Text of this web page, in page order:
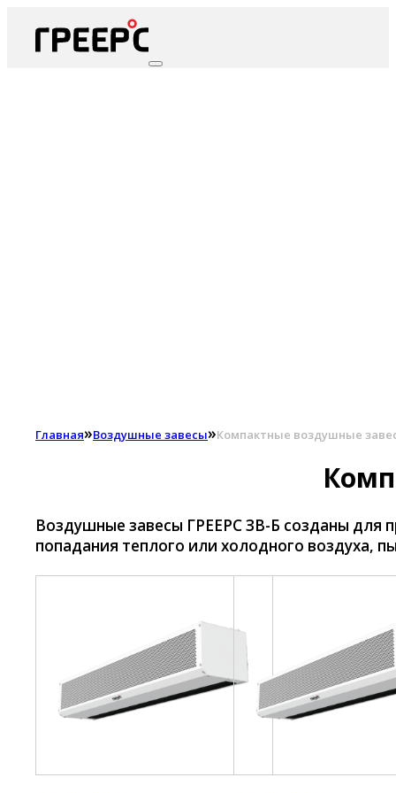
Главная»Воздушные завесы»Компактные воздушные
Воздушные завесы ГРЕЕРС ЗВ-Б созданы
попадания теплого или холодного воздуха,